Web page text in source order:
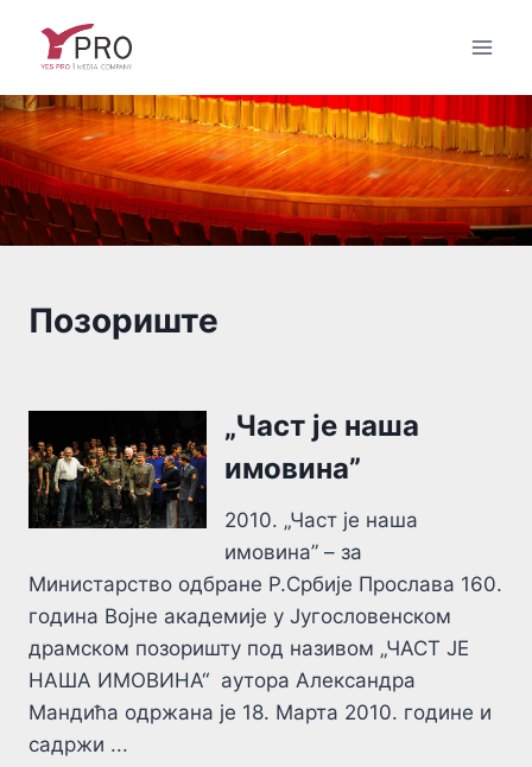
Позориште
„Част је наша
имовина”
2010. „Част је наша
имовина” – за
Министарство одбране Р.Србије Прослава 160.
година Војне академије у Југословенском
драмском позоришту под називом „ЧАСТ ЈЕ
НАША ИМОВИНА“ аутора Александра
Мандића одржана је 18. Марта 2010. године и
садржи ...